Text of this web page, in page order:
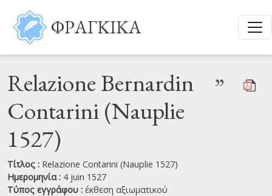
Παράκαμψη προς το κυρίως περιεχόμενο
ΦΡΑΓΚΙΚΑ
Relazione Bernardin
Contarini (Nauplie
1527)
”
Τίτλος : Relazione Contarini (Nauplie 1527)
Ημερομηνία : 4 juin 1527
Τύπος εγγράφου : έκθεση αξιωματικού